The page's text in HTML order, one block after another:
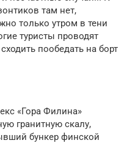
там нет,
только утром в тени
туристы проводят
пообедать на борт
«Гора Филина»
гранитную скалу,
бункер финской